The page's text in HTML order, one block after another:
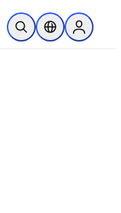
検索を開くロケーションセ
Sign in to